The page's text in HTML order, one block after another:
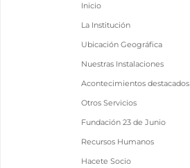
Inicio
La Institución
Ubicación Geográfica
Nuestras Instalaciones
Acontecimientos destacados
Otros Servicios
Fundación 23 de Junio
Recursos Humanos
Hacete Socio